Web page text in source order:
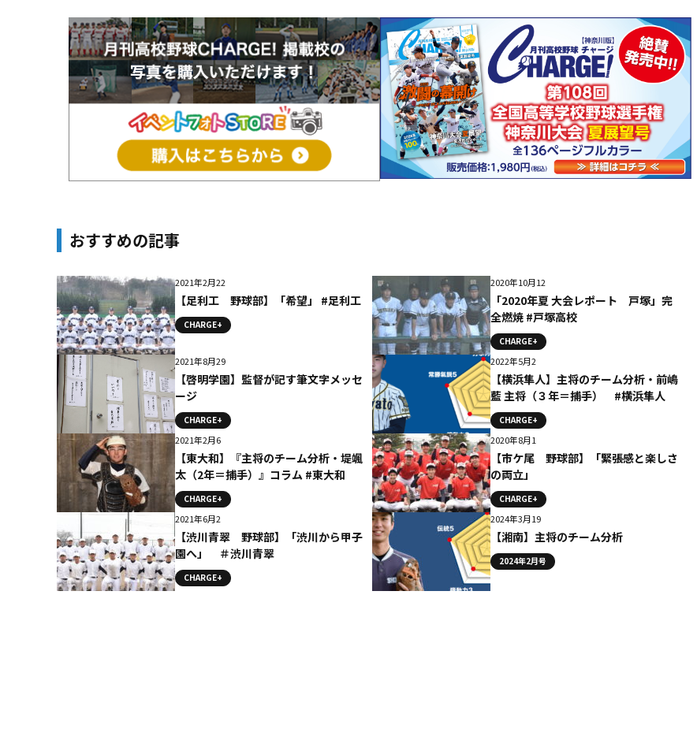
おすすめの記事
2021年2月22
【足利工 野球部】「希望」 #足利工
CHARGE+
2020年10月12
「2020年夏 大会レポート 戸塚」完
全燃焼 #戸塚高校
CHARGE+
2021年8月29
【啓明学園】監督が記す筆文字メッセ
ージ
CHARGE+
2022年5月2
【横浜隼人】主将のチーム分析・前嶋
藍 主将（３年＝捕手） #横浜隼人
CHARGE+
2021年2月6
【東大和】『主将のチーム分析・堤颯
太（2年＝捕手）』コラム #東大和
CHARGE+
2020年8月1
【市ケ尾 野球部】「緊張感と楽しさ
の両立」
CHARGE+
2021年6月2
【渋川青翠 野球部】「渋川から甲子
園へ」 ＃渋川青翠
CHARGE+
2024年3月19
【湘南】主将のチーム分析
2024年2月号